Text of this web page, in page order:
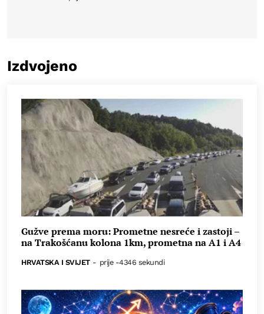
Izdvojeno
Gužve prema moru: Prometne nesreće i zastoji –
na Trakošćanu kolona 1km, prometna na A1 i A4
HRVATSKA I SVIJET - prije -4346 sekundi